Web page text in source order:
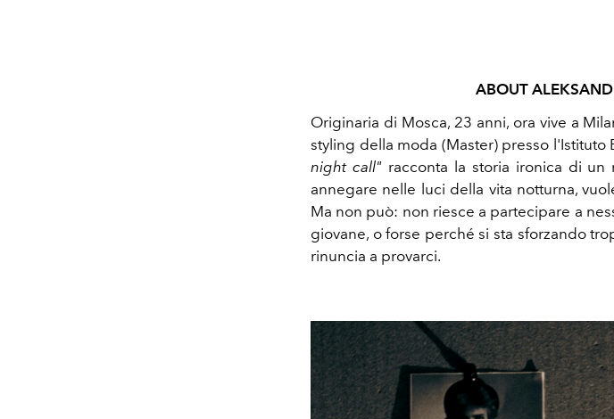
ABOUT
Originaria di Mosca, 23 anni, ora vive a
styling della moda (Master) presso l'Istituto
night call" racconta la storia ironica di un
annegare nelle luci della vita notturna,
Ma non può: non riesce a partecipare a
giovane, o forse perché si sta sforzando
rinuncia a provarci.